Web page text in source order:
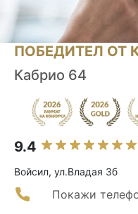
ПОБЕДИТЕЛ ОТ
Кабрио 64
9.4
Войсил, ул.Владая 3б
Покажи